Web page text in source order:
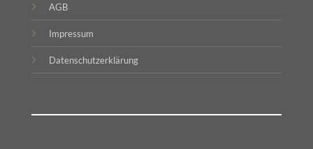
AGB
Impressum
Datenschutzerklärung